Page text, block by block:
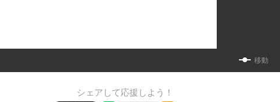
移動
シェアして応援しよう！